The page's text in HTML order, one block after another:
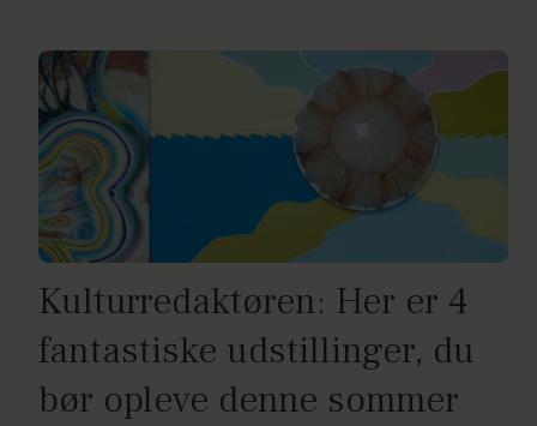
Kulturredaktøren: Her er 4
fantastiske udstillinger, du
bør opleve denne sommer